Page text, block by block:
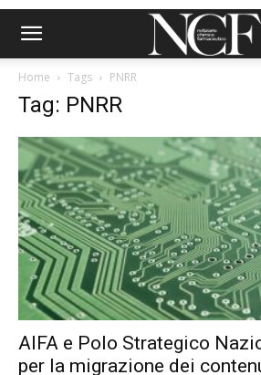
Home Tags PNRR
Tag: PNRR
AIFA e Polo Strategico
per la migrazione dei